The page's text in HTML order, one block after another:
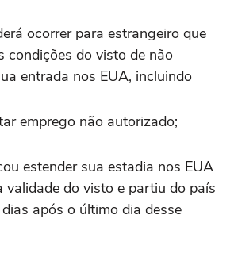
ocorrer para estrangeiro que
condições do visto de não
entrada nos EUA, incluindo
emprego não autorizado;
estender sua estadia nos EUA
validade do visto e partiu do país
após o último dia desse